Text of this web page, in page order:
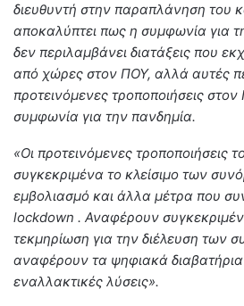
διευθυντή στην παραπλάνηση του
αποκαλύπτει πως η συμφωνία για
δεν περιλαμβάνει διατάξεις που
από χώρες στον ΠΟΥ, αλλά αυτές
προτεινόμενες τροποποιήσεις
συμφωνία για την πανδημία.
«Οι προτεινόμενες τροποποιήσεις
συγκεκριμένα το κλείσιμο των
εμβολιασμό και άλλα μέτρα που
lockdown . Αναφέρουν
τεκμηρίωση για την διέλευση των
αναφέρουν τα ψηφιακά διαβατήρια
εναλλακτικές λύσεις».